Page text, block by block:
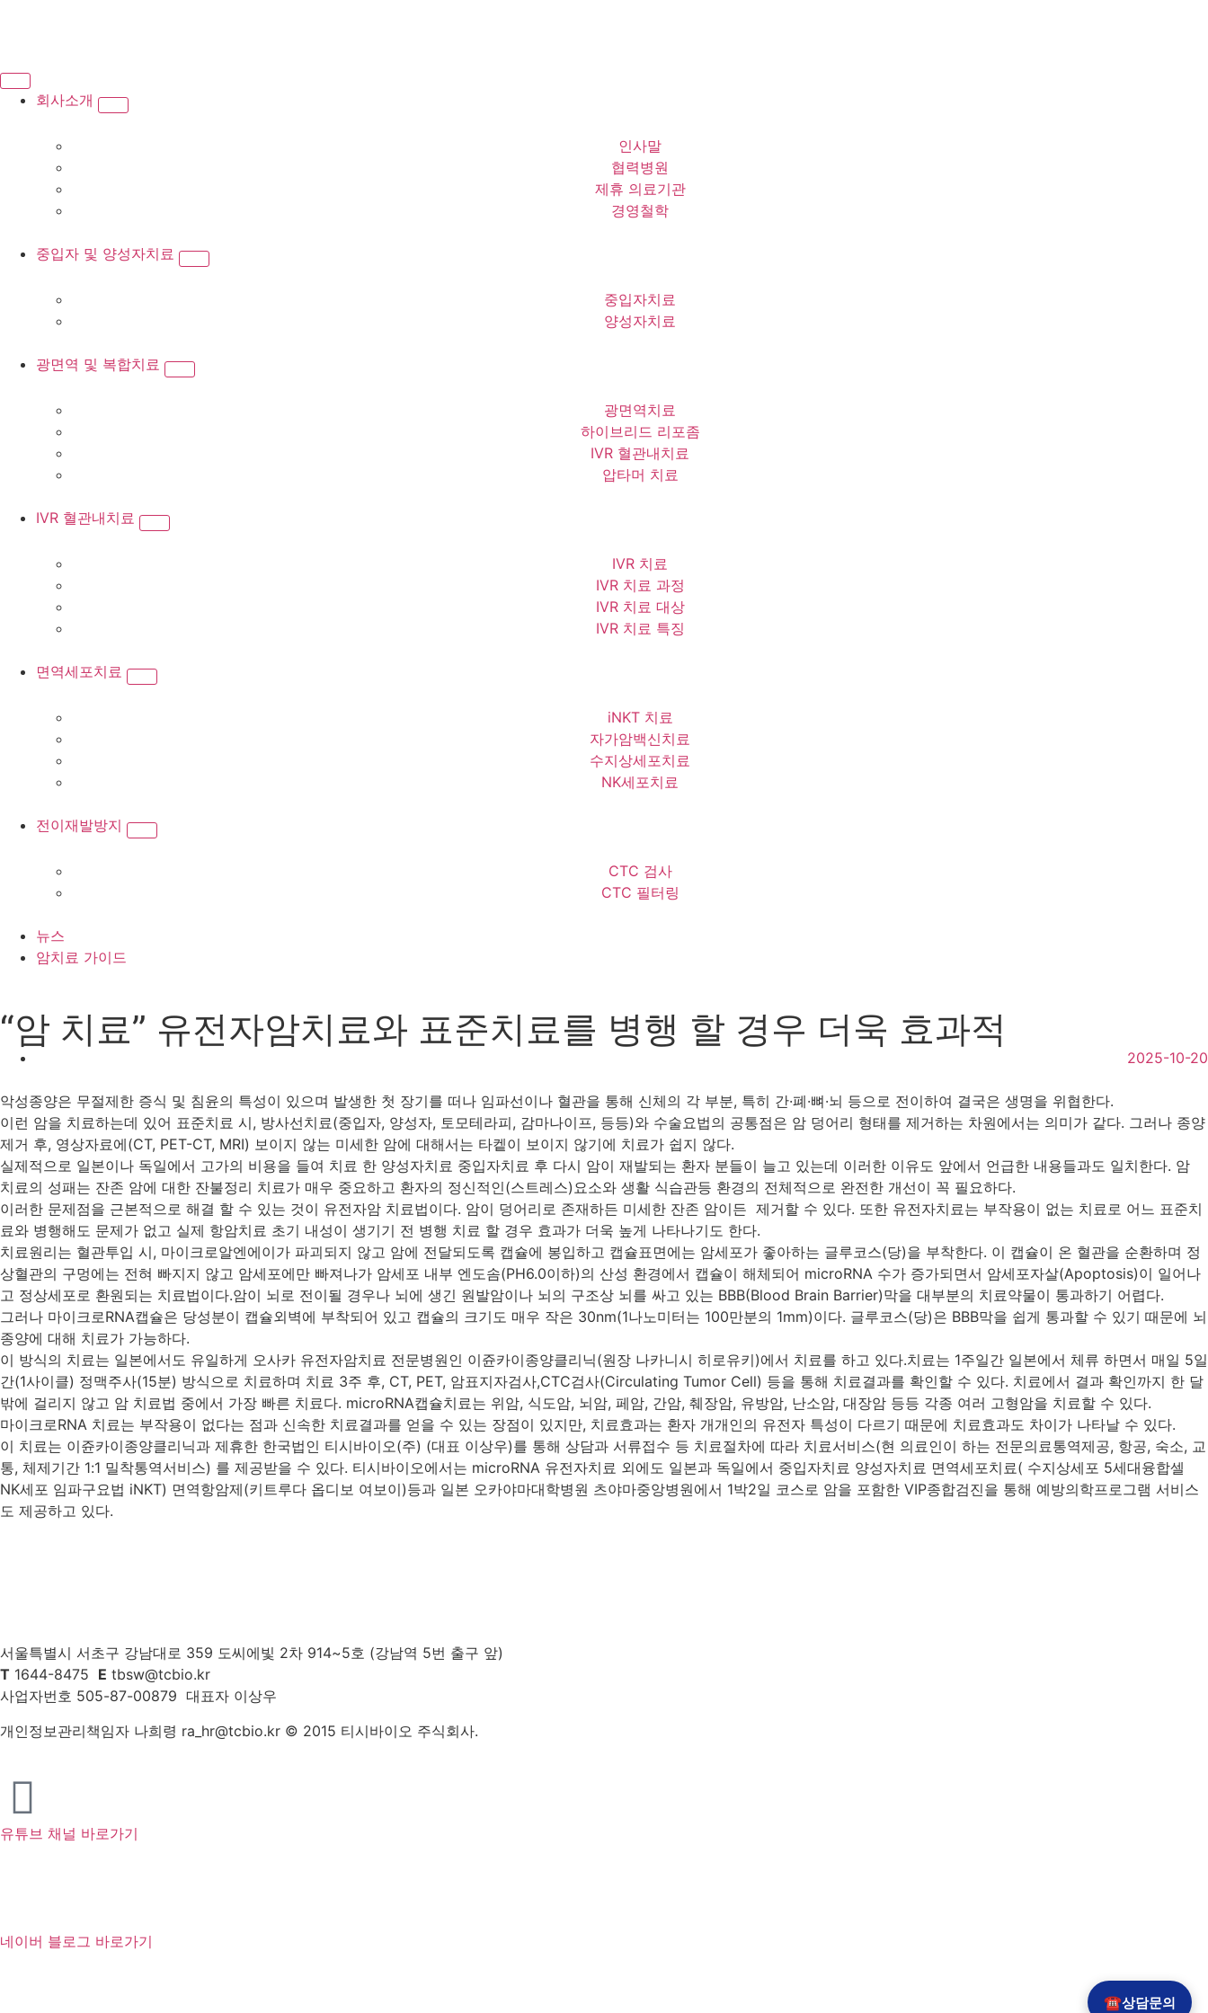
회사소개
인사말
협력병원
제휴 의료기관
경영철학
중입자 및 양성자치료
중입자치료
양성자치료
광면역 및 복합치료
광면역치료
하이브리드 리포좀
IVR 혈관내치료
압타머 치료
IVR 혈관내치료
IVR 치료
IVR 치료 과정
IVR 치료 대상
IVR 치료 특징
면역세포치료
iNKT 치료
자가암백신치료
수지상세포치료
NK세포치료
전이재발방지
CTC 검사
CTC 필터링
뉴스
암치료 가이드
“암 치료” 유전자암치료와 표준치료를 병행 할 경우 더욱 효과적
2025-10-20
악성종양은 무절제한 증식 및 침윤의 특성이 있으며 발생한 첫 장기를 떠나 임파선이나 혈관을 통해 신체의 각 부분, 특히 간·폐·뼈·뇌 등으로 전이하여 결국은 생명을 위협한다.
이런 암을 치료하는데 있어 표준치료 시, 방사선치료(중입자, 양성자, 토모테라피, 감마나이프, 등등)와 수술요법의 공통점은 암 덩어리 형태를 제거하는 차원에서는 의미가 같다. 그러나 종양
제거 후, 영상자료에(CT, PET-CT, MRI) 보이지 않는 미세한 암에 대해서는 타켙이 보이지 않기에 치료가 쉽지 않다.
실제적으로 일본이나 독일에서 고가의 비용을 들여 치료 한 양성자치료 중입자치료 후 다시 암이 재발되는 환자 분들이 늘고 있는데 이러한 이유도 앞에서 언급한 내용들과도 일치한다. 암
치료의 성패는 잔존 암에 대한 잔불정리 치료가 매우 중요하고 환자의 정신적인(스트레스)요소와 생활 식습관등 환경의 전체적으로 완전한 개선이 꼭 필요하다.
이러한 문제점을 근본적으로 해결 할 수 있는 것이 유전자암 치료법이다. 암이 덩어리로 존재하든 미세한 잔존 암이든 제거할 수 있다. 또한 유전자치료는 부작용이 없는 치료로 어느 표준치
료와 병행해도 문제가 없고 실제 항암치료 초기 내성이 생기기 전 병행 치료 할 경우 효과가 더욱 높게 나타나기도 한다.
치료원리는 혈관투입 시, 마이크로알엔에이가 파괴되지 않고 암에 전달되도록 캡슐에 봉입하고 캡슐표면에는 암세포가 좋아하는 글루코스(당)을 부착한다. 이 캡슐이 온 혈관을 순환하며 정
상혈관의 구멍에는 전혀 빠지지 않고 암세포에만 빠져나가 암세포 내부 엔도솜(PH6.0이하)의 산성 환경에서 캡슐이 해체되어 microRNA 수가 증가되면서 암세포자살(Apoptosis)이 일어나
고 정상세포로 환원되는 치료법이다.암이 뇌로 전이될 경우나 뇌에 생긴 원발암이나 뇌의 구조상 뇌를 싸고 있는 BBB(Blood Brain Barrier)막을 대부분의 치료약물이 통과하기 어렵다.
그러나 마이크로RNA캡슐은 당성분이 캡슐외벽에 부착되어 있고 캡슐의 크기도 매우 작은 30nm(1나노미터는 100만분의 1mm)이다. 글루코스(당)은 BBB막을 쉽게 통과할 수 있기 때문에 뇌
종양에 대해 치료가 가능하다.
이 방식의 치료는 일본에서도 유일하게 오사카 유전자암치료 전문병원인 이쥰카이종양클리닉(원장 나카니시 히로유키)에서 치료를 하고 있다.치료는 1주일간 일본에서 체류 하면서 매일 5일
간(1사이클) 정맥주사(15분) 방식으로 치료하며 치료 3주 후, CT, PET, 암표지자검사,CTC검사(Circulating Tumor Cell) 등을 통해 치료결과를 확인할 수 있다. 치료에서 결과 확인까지 한 달
밖에 걸리지 않고 암 치료법 중에서 가장 빠른 치료다. microRNA캡슐치료는 위암, 식도암, 뇌암, 페암, 간암, 췌장암, 유방암, 난소암, 대장암 등등 각종 여러 고형암을 치료할 수 있다.
마이크로RNA 치료는 부작용이 없다는 점과 신속한 치료결과를 얻을 수 있는 장점이 있지만, 치료효과는 환자 개개인의 유전자 특성이 다르기 때문에 치료효과도 차이가 나타날 수 있다.
이 치료는 이쥰카이종양클리닉과 제휴한 한국법인 티시바이오(주) (대표 이상우)를 통해 상담과 서류접수 등 치료절차에 따라 치료서비스(현 의료인이 하는 전문의료통역제공, 항공, 숙소, 교
통, 체제기간 1:1 밀착통역서비스) 를 제공받을 수 있다. 티시바이오에서는 microRNA 유전자치료 외에도 일본과 독일에서 중입자치료 양성자치료 면역세포치료( 수지상세포 5세대융합셀
NK세포 임파구요법 iNKT) 면역항암제(키트루다 옵디보 여보이)등과 일본 오카야마대학병원 츠야마중앙병원에서 1박2일 코스로 암을 포함한 VIP종합검진을 통해 예방의학프로그램 서비스
도 제공하고 있다.
서울특별시 서초구 강남대로 359 도씨에빛 2차 914~5호 (강남역 5번 출구 앞)
T 1644-8475 E tbsw@tcbio.kr
사업자번호 505-87-00879 대표자 이상우
개인정보관리책임자 나희령 ra_hr@tcbio.kr © 2015 티시바이오 주식회사.
유튜브 채널 바로가기
네이버 블로그 바로가기
☎상담문의